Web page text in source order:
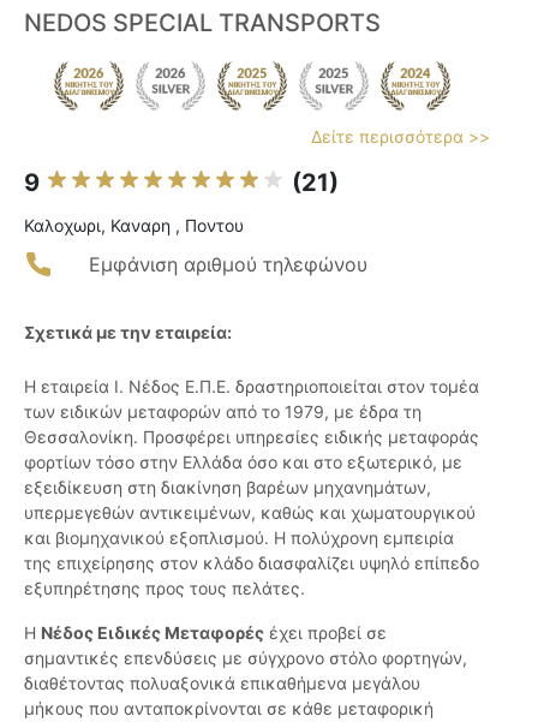
NEDOS SPECIAL TRANSPORTS
Δείτε περισσότερα >>
9 (21)
Καλοχωρι, Καναρη , Ποντου
Εμφάνιση αριθμού τηλεφώνου
Σχετικά με την εταιρεία:
Η εταιρεία Ι. Νέδος Ε.Π.Ε. δραστηριοποιείται στον τομέα
των ειδικών μεταφορών από το 1979, με έδρα τη
Θεσσαλονίκη. Προσφέρει υπηρεσίες ειδικής μεταφοράς
φορτίων τόσο στην Ελλάδα όσο και στο εξωτερικό, με
εξειδίκευση στη διακίνηση βαρέων μηχανημάτων,
υπερμεγεθών αντικειμένων, καθώς και χωματουργικού
και βιομηχανικού εξοπλισμού. Η πολύχρονη εμπειρία
της επιχείρησης στον κλάδο διασφαλίζει υψηλό επίπεδο
εξυπηρέτησης προς τους πελάτες.
Η Νέδος Ειδικές Μεταφορές έχει προβεί σε
σημαντικές επενδύσεις με σύγχρονο στόλο φορτηγών,
διαθέτοντας πολυαξονικά επικαθήμενα μεγάλου
μήκους που ανταποκρίνονται σε κάθε μεταφορική